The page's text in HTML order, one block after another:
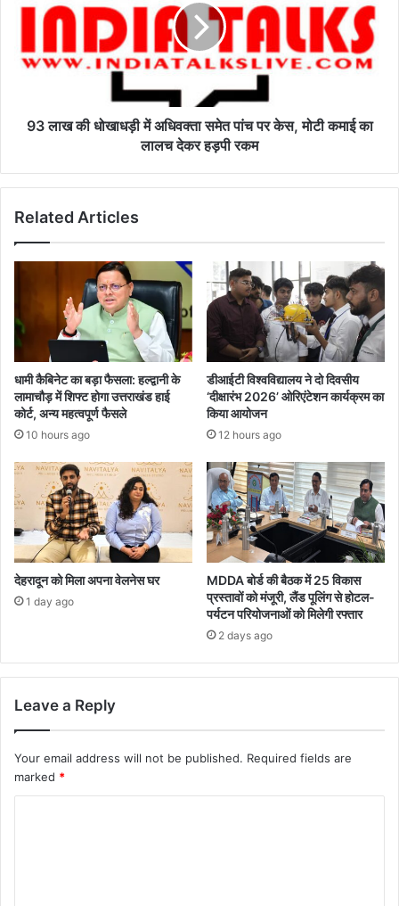
93 लाख की धोखाधड़ी में अधिवक्ता समेत पांच पर केस, मोटी कमाई का
लालच देकर हड़पी रकम
Related Articles
धामी कैबिनेट का बड़ा फैसला: हल्द्वानी के
लामाचौड़ में शिफ्ट होगा उत्तराखंड हाई
कोर्ट, अन्य महत्वपूर्ण फैसले
10 hours ago
डीआईटी विश्वविद्यालय ने दो दिवसीय
‘दीक्षारंभ 2026’ ओरिएंटेशन कार्यक्रम का
किया आयोजन
12 hours ago
देहरादून को मिला अपना वेलनेस घर
1 day ago
MDDA बोर्ड की बैठक में 25 विकास
प्रस्तावों को मंजूरी, लैंड पूलिंग से होटल-
पर्यटन परियोजनाओं को मिलेगी रफ्तार
2 days ago
Leave a Reply
Your email address will not be published. Required fields are
marked *